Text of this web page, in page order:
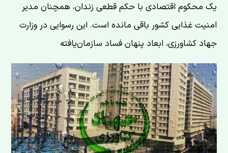
یک محکوم اقتصادی با حکم قطعی زندان، همچنان مدیر
امنیت غذایی کشور باقی مانده است. این رسوایی در وزارت
جهاد کشاورزی، ابعاد پنهان فساد سازمان‌یافته